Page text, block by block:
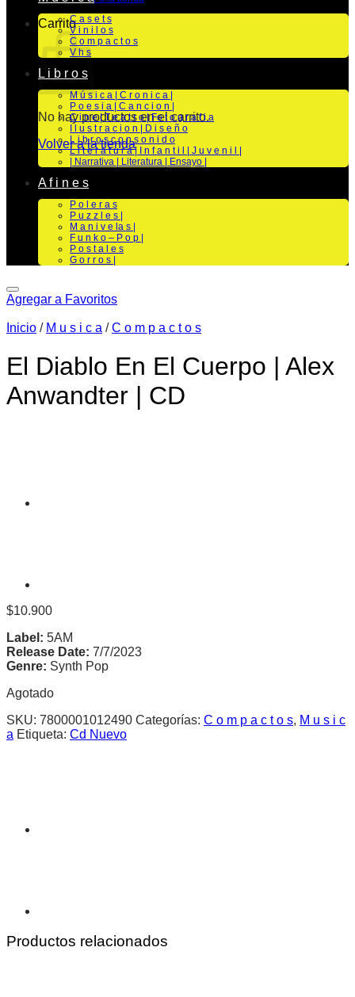
Carrito
No hay productos en el carrito.
Volver a la tienda
C a s e t s
V i n i l o s
C o m p a c t o s
V h s
L i b r o s
M ú s i c a | C r o n i c a |
P o e s i a | C a n c i o n |
C i n e | T e a t r o | Fo t o g r a f i a
I l u s t r a c i o n | D i s e ñ o
L i b r o s c o n s o n i d o
L i t e r a t u r a | I n f a n t i l | J u v e n i l |
| Narrativa | Literatura | Ensayo |
A f i n e s
P o l e r a s
P u z z l e s |
M a n i v e la s |
F u n k o – P o p |
P o s t a l e s
G o r r o s |
Agregar a Favoritos
Inicio / M u s i c a / C o m p a c t o s
El Diablo En El Cuerpo | Alex
Anwandter | CD
$10.900
Label: 5AM
Release Date: 7/7/2023
Genre: Synth Pop
Agotado
SKU: 7800001012490 Categorías: C o m p a c t o s, M u s i c
a Etiqueta: Cd Nuevo
Productos relacionados